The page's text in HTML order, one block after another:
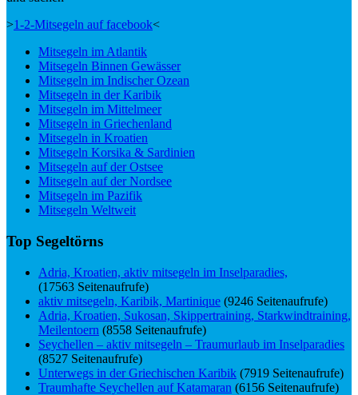
>1-2-Mitsegeln auf facebook<
Mitsegeln im Atlantik
Mitsegeln Binnen Gewässer
Mitsegeln im Indischer Ozean
Mitsegeln in der Karibik
Mitsegeln im Mittelmeer
Mitsegeln in Griechenland
Mitsegeln in Kroatien
Mitsegeln Korsika & Sardinien
Mitsegeln auf der Ostsee
Mitsegeln auf der Nordsee
Mitsegeln im Pazifik
Mitsegeln Weltweit
Top Segeltörns
Adria, Kroatien, aktiv mitsegeln im Inselparadies,
(17563 Seitenaufrufe)
aktiv mitsegeln, Karibik, Martinique (9246 Seitenaufrufe)
Adria, Kroatien, Sukosan, Skippertraining, Starkwindtraining,
Meilentoern (8558 Seitenaufrufe)
Seychellen – aktiv mitsegeln – Traumurlaub im Inselparadies
(8527 Seitenaufrufe)
Unterwegs in der Griechischen Karibik (7919 Seitenaufrufe)
Traumhafte Seychellen auf Katamaran (6156 Seitenaufrufe)